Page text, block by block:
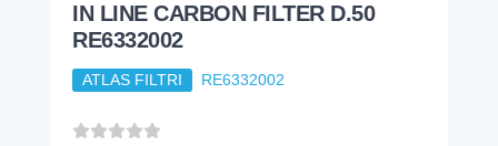
IN LINE CARBON FILTER D.50
RE6332002
ATLAS FILTRI RE6332002